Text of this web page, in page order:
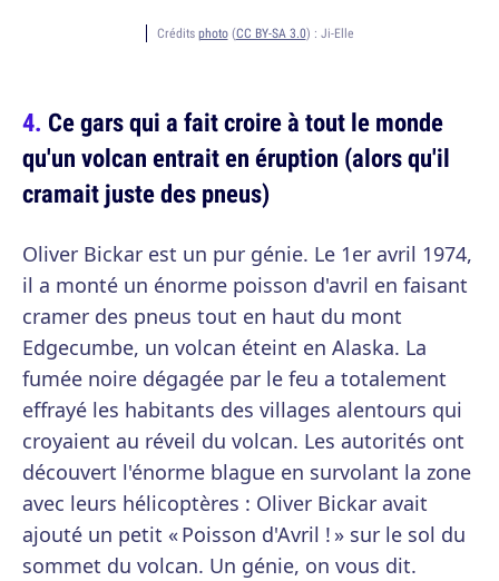
Crédits photo(CC BY-SA 3.0) : Ji-Elle
Ce gars qui a fait croire à tout le monde
qu'un volcan entrait en éruption (alors qu'il
cramait juste des pneus)
Oliver Bickar est un pur génie. Le 1er avril 1974,
il a monté un énorme poisson d'avril en faisant
cramer des pneus tout en haut du mont
Edgecumbe, un volcan éteint en Alaska. La
fumée noire dégagée par le feu a totalement
effrayé les habitants des villages alentours qui
croyaient au réveil du volcan. Les autorités ont
découvert l'énorme blague en survolant la zone
avec leurs hélicoptères : Oliver Bickar avait
ajouté un petit « Poisson d'Avril ! » sur le sol du
sommet du volcan. Un génie, on vous dit.